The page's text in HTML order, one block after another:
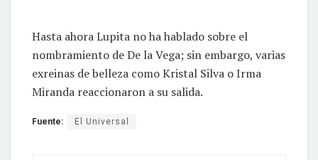
Hasta ahora Lupita no ha hablado sobre el
nombramiento de De la Vega; sin embargo, varias
exreinas de belleza como Kristal Silva o Irma
Miranda reaccionaron a su salida.
Fuente: El Universal